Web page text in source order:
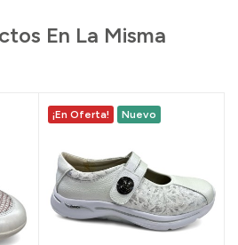
En La Misma
¡En Oferta! Nuevo